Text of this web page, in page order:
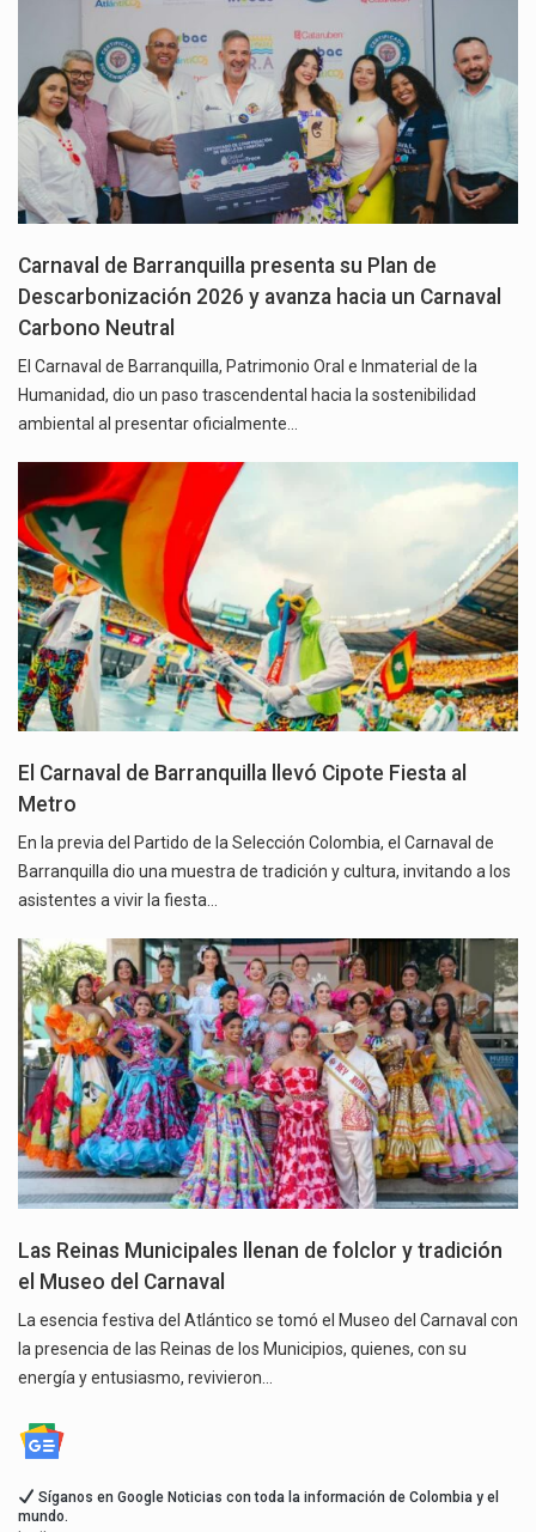
Carnaval de Barranquilla presenta su Plan de
Descarbonización 2026 y avanza hacia un Carnaval
Carbono Neutral
El Carnaval de Barranquilla, Patrimonio Oral e Inmaterial de la
Humanidad, dio un paso trascendental hacia la sostenibilidad
ambiental al presentar oficialmente…
El Carnaval de Barranquilla llevó Cipote Fiesta al
Metro
En la previa del Partido de la Selección Colombia, el Carnaval de
Barranquilla dio una muestra de tradición y cultura, invitando a los
asistentes a vivir la fiesta…
Las Reinas Municipales llenan de folclor y tradición
el Museo del Carnaval
La esencia festiva del Atlántico se tomó el Museo del Carnaval con
la presencia de las Reinas de los Municipios, quienes, con su
energía y entusiasmo, revivieron…
Síganos en Google Noticias con toda la información de Colombia y el
mundo.